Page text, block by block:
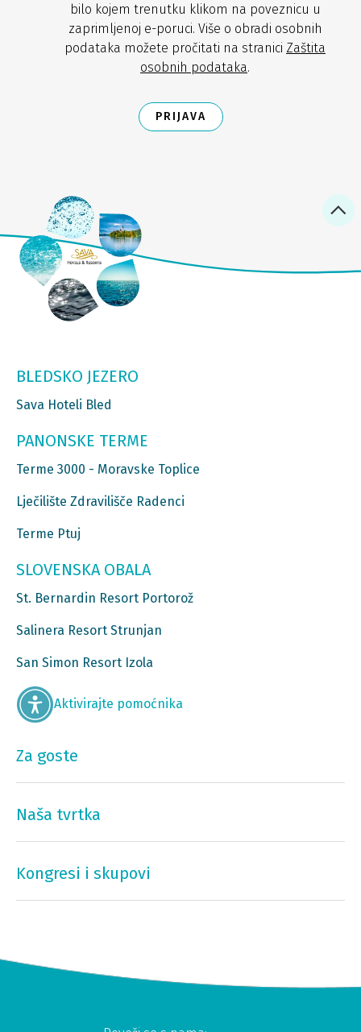
bilo kojem trenutku klikom na poveznicu u
zaprimljenoj e-poruci. Više o obradi osobnih
podataka možete pročitati na stranici Zaštita
osobnih podataka.
PRIJAVA
BLEDSKO JEZERO
Sava Hoteli Bled
PANONSKE TERME
Terme 3000 - Moravske Toplice
Lječilište Zdravilišče Radenci
Terme Ptuj
SLOVENSKA OBALA
St. Bernardin Resort Portorož
Salinera Resort Strunjan
San Simon Resort Izola
Aktivirajte pomoćnika
Za goste
Naša tvrtka
Kongresi i skupovi